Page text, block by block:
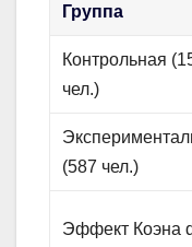
Группа
Контрольная
чел.)
(587 чел.)
Эффект Коэна d